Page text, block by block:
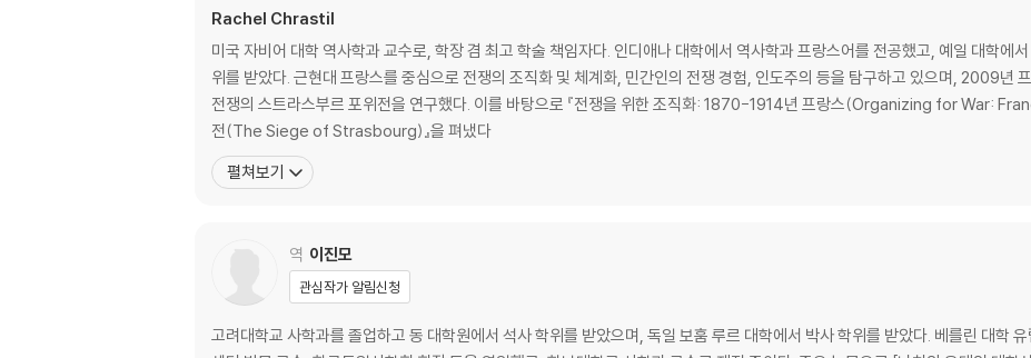
16장 크리스마스
17장 겨울의 극장
18장 최후의 저항
19장 휴전에서 평화조약까지
20장 전쟁의 결산
감사의 말
찾아보기
Rachel Chrastil
미국 자비어 대학 역사학과 교수로, 학장 겸 최고 학술 책임자다. 인디애나 대학에서 역사학과 프랑스어를 전공했고, 예일 대학에
위를 받았다. 근현대 프랑스를 중심으로 전쟁의 조직화 및 체계화, 민간인의 전쟁 경험, 인도주의 등을 탐구하고 있으며, 2009년
전쟁의 스트라스부르 포위전을 연구했다. 이를 바탕으로 『전쟁을 위한 조직화: 1870-1914년 프랑스(Organizing for War:
전(The Siege of Strasbourg)』을 펴냈다
펼쳐보기
역 이진모
관심작가 알림신청
고려대학교 사학과를 졸업하고 동 대학원에서 석사 학위를 받았으며, 독일 보훔 루르 대학에서 박사 학위를 받았다. 베를린 대학